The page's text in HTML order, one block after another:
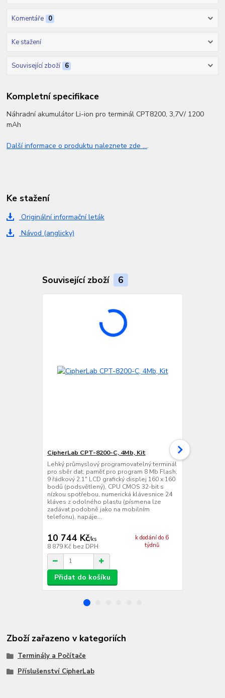
Komentáře 0
Ke stažení
Související zboží 6
Kompletní specifikace
Náhradní akumulátor Li-ion pro terminál CPT8200, 3,7V/ 1200
mAh
Další informace o produktu naleznete zde ....
Ke stažení
Originální informační leták
Návod (anglicky)
Související zboží 6
CipherLab CPT-8200-C, 4Mb, Kit
Lehký průmyslový programovatelný terminál
pro sběr dat, paměť pro program 8 Mb Flash,
9 řádkový 2.1" LCD grafický displej 160 x 160
bodů (podsvětlený), CPU CMOS 32-bit s
nízkou spotřebou, numerická klávesnice 24
kláves z odolného plastu (písmena lze
zadávat podobně jako na mobilním
telefonu), napáje...
10 744 Kč/ks
8 879 Kč bez DPH
k dodání do 6
týdnů
Přidat do košíku
CipherLab
Zboží zařazeno v kategoriích
Terminály a Počítače
Příslušenství CipherLab